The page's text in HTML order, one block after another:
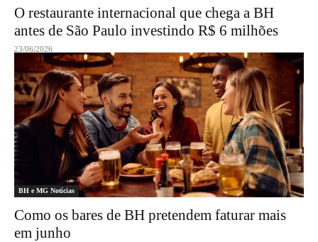
O restaurante internacional que chega a BH
antes de São Paulo investindo R$ 6 milhões
23/06/2026
BH e MG Notícias
Como os bares de BH pretendem faturar mais
em junho